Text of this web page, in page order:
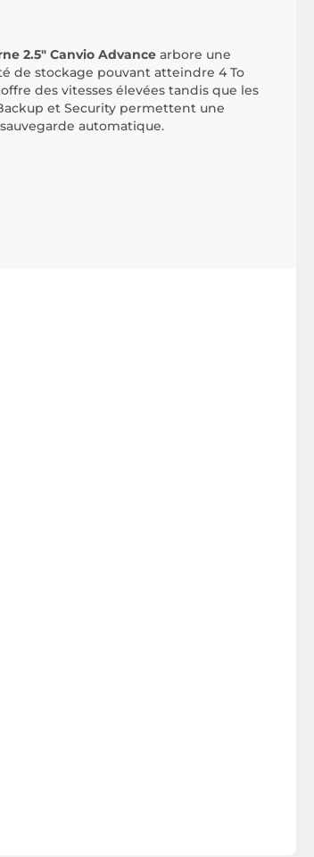
2.5" Canvio Advance arbore une
de stockage pouvant atteindre 4 To
offre des vitesses élevées tandis que les
et Security permettent une
automatique.